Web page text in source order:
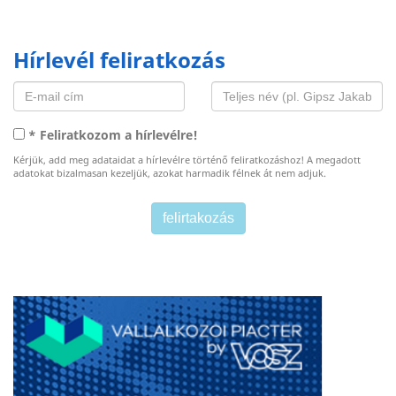
Hírlevél feliratkozás
* Feliratkozom a hírlevélre!
Kérjük, add meg adataidat a hírlevélre történő feliratkozáshoz! A megadott
adatokat bizalmasan kezeljük, azokat harmadik félnek át nem adjuk.